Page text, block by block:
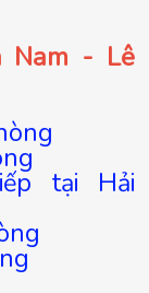
Nam - Lê
tại Hải